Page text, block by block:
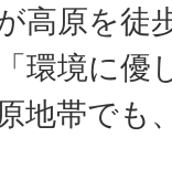
高原を徒
環境に優
地帯でも